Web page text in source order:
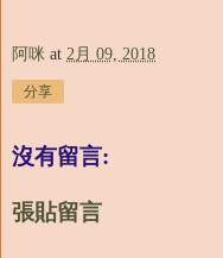
阿咪 at 2月 09, 2018
分享
沒有留言:
張貼留言